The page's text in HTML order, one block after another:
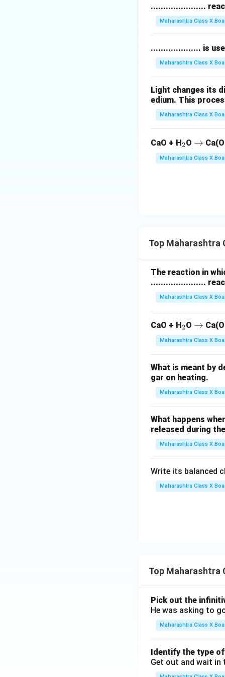
(d)पाण्याचे वाफेमध्ये
(e)जठरामध्ये अन्न
Step 4: निष्कर्ष.
भौतिक बदलांमध्ये
Download
......................
Maharashtra Class X
.................... is
Maharashtra Class X
Light changes its
edium. This
Maharashtra Class X
CaO + H_
2
2O \r
ig
h
→
Maharashtra Class X
Top Maharashtra
The reaction in
......................
Maharashtra Class X
CaO + H_
2
2O \r
ig
h
rr
o
w
→
Maharashtra Class X
What is meant by
gar on heating.
Maharashtra Class X
What happens
released during
Maharashtra Class X
Write its balanced
Maharashtra Class X
Top Maharashtra
Pick out the
He was asking to
Maharashtra Class X
Identify the type
Get out and wait in